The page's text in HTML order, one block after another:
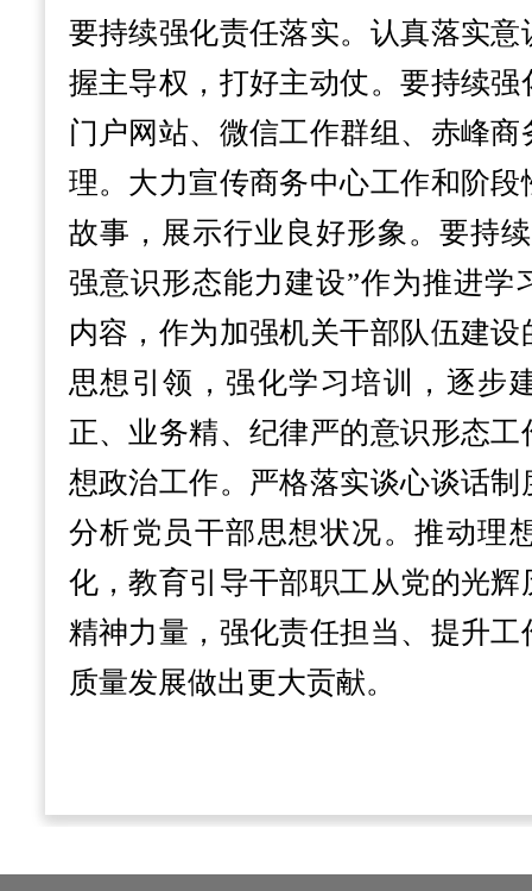
要持续强化责任落实。认真落实
握主导权，打好主动仗。要持续
门户网站、微信工作群组、赤峰
理。大力宣传商务中心工作和阶
故事，展示行业良好形象。要持
强意识形态能力建设”作为推进学
内容，作为加强机关干部队伍建
思想引领，强化学习培训，逐步
正、业务精、纪律严的意识形态
想政治工作。严格落实谈心谈话
分析党员干部思想状况。推动理
化，教育引导干部职工从党的光
精神力量 ，强化责任担当、提升
质量发展做出更大贡献。